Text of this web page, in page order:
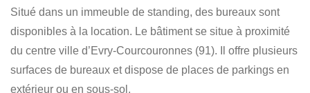
Situé dans un immeuble de standing, des bureaux sont
disponibles à la location. Le bâtiment se situe à proximité
du centre ville d’Evry-Courcouronnes (91). Il offre plusieurs
surfaces de bureaux et dispose de places de parkings en
extérieur ou en sous-sol.